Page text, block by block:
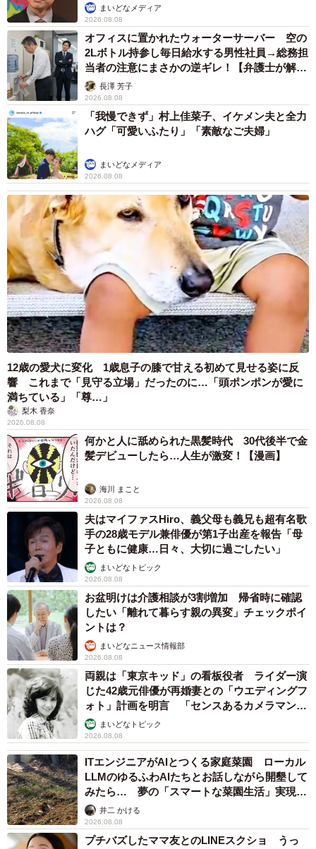
まいどなメディア
2026.08.08
オフィスに置かれたウォーターサーバー 空の
2Lボトル持参し毎日給水する男性社員→総務担
当者の注意にまさかの逆ギレ！【弁護士が解
説】長澤 芳子
2026.08.08
「我慢できず」村上佳菜子、イケメン夫と全力
ハグ「可愛いふたり」「素敵なご夫婦」
まいどなメディア
2026.08.08
12歳の愛犬に変化 1歳息子の膝で甘える初めて見せる姿に反
響 これまで「見守る立場」だったのに…「頭ポンポンが愛に
満ちている」「尊…」
梨木 香奈
2026.08.08
何かと人に舐められた黒髪時代 30代後半で金
髪デビューしたら…人生が激変！【漫画】
海川 まこと
2026.08.08
夫はマイファスHiro、義父母も義兄も超有名歌
手の28歳モデル兼俳優が第1子出産を報告「母
子ともに健康…日々、大切に過ごしたい」
まいどなトピック
2026.08.08
お盆明けは介護相談が3割増加 帰省時に確認
したい「離れて暮らす親の異変」チェックポイ
ントは？
まいどなニュース情報部
2026.08.08
両親は「東京キッド」の看板役者 ライダー演
じた42歳元俳優が再婚妻との「ウエディングフ
ォト」計画を明言 「センスあるカメラマン求
む」まいどなトピック
2026.08.08
ITエンジニアがAIとつくる家庭菜園 ローカル
LLMのゆるふわAIたちとお話しながら開墾して
みたら… 夢の「スマートな菜園生活」実現な
るか井二 かける
2026.08.08
プチバズしたママ友とのLINEスクショ うっ